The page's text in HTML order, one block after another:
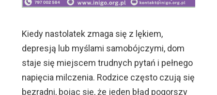
Kiedy nastolatek zmaga się z lękiem,
depresją lub myślami samobójczymi, dom
staje się miejscem trudnych pytań i pełnego
napięcia milczenia. Rodzice często czują się
bezradni, bojąc się, że jeden błąd pogorszy